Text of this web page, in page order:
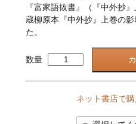
『富家語抜書』（『中外抄
蔵柳原本『中外抄』上巻の
た。
数量
ネット書店で